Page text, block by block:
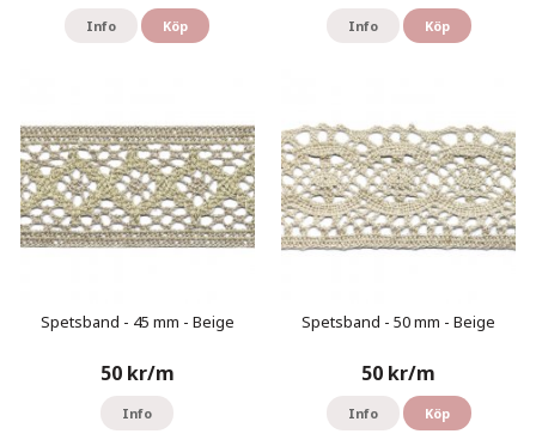
Info Köp Info Köp
Spetsband - 45 mm - Beige
50 kr/m
Info
Spetsband - 50 mm - Beige
50 kr/m
Info Köp